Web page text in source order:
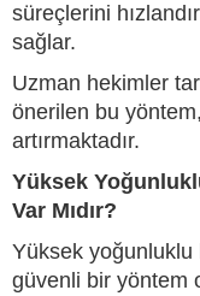
süreçlerini
sağlar.
Uzman hekimler
önerilen bu
artırmaktadır.
Yüksek
Var Mıdır?
Yüksek
güvenli bir yöntem